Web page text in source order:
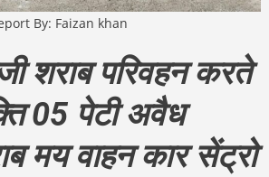
By: Faizan khan
शराब परिवहन करते
05 पेटी अवैध
मय वाहन कार सेंट्रो